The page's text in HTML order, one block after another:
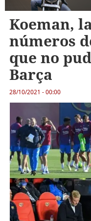
Koeman,
números
que no
Barça
28/10/2021 - 00:00